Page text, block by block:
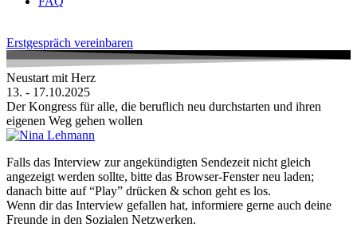
Erstgespräch vereinbaren
Neustart mit Herz
13. - 17.10.2025
Der Kongress für alle, die beruflich neu durchstarten und ihren
eigenen Weg gehen wollen
Falls das Interview zur angekündigten Sendezeit nicht gleich
angezeigt werden sollte, bitte das Browser-Fenster neu laden;
danach bitte auf “Play” drücken & schon geht es los.
Wenn dir das Interview gefallen hat, informiere gerne auch deine
Freunde in den Sozialen Netzwerken.